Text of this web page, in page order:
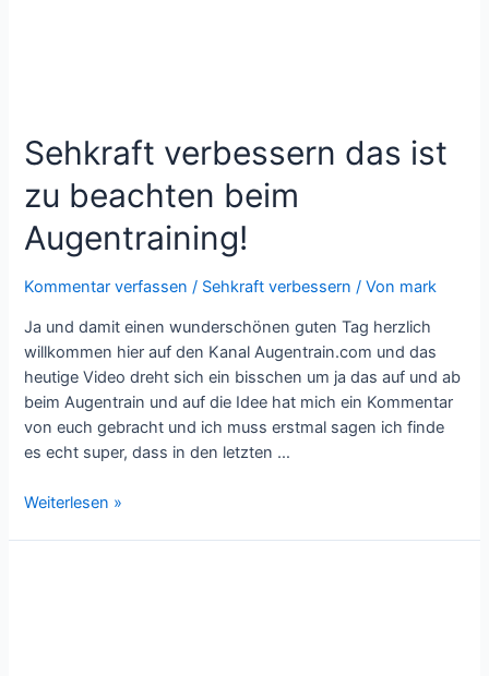
Sehkraft verbessern das ist
zu beachten beim
Augentraining!
Kommentar verfassen / Sehkraft verbessern / Von mark
Ja und damit einen wunderschönen guten Tag herzlich
willkommen hier auf den Kanal Augentrain.com und das
heutige Video dreht sich ein bisschen um ja das auf und ab
beim Augentrain und auf die Idee hat mich ein Kommentar
von euch gebracht und ich muss erstmal sagen ich finde
es echt super, dass in den letzten …
Sehkraft
Weiterlesen »